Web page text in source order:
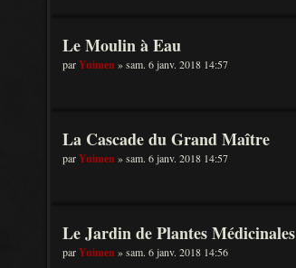
Le Moulin à Eau
parYuimen» sam. 6 janv. 2018 14:57
La Cascade du Grand Maître
parYuimen» sam. 6 janv. 2018 14:57
Le Jardin de Plantes Médicinales
parYuimen» sam. 6 janv. 2018 14:56